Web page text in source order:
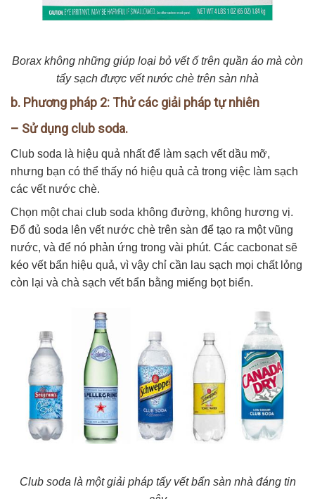
Borax không những giúp loại bỏ vết ố trên quần áo mà còn
tẩy sạch được vết nước chè trên sàn nhà
b. Phương pháp 2: Thử các giải pháp tự nhiên
– Sử dụng club soda.
Club soda là hiệu quả nhất để làm sạch vết dầu mỡ,
nhưng bạn có thể thấy nó hiệu quả cả trong việc làm sạch
các vết nước chè.
Chọn một chai club soda không đường, không hương vị.
Đổ đủ soda lên vết nước chè trên sàn để tạo ra một vũng
nước, và để nó phản ứng trong vài phút. Các cacbonat sẽ
kéo vết bẩn hiệu quả, vì vậy chỉ cần lau sạch mọi chất lỏng
còn lại và chà sạch vết bẩn bằng miếng bọt biển.
Club soda là một giải pháp tẩy vết bẩn sàn nhà đáng tin